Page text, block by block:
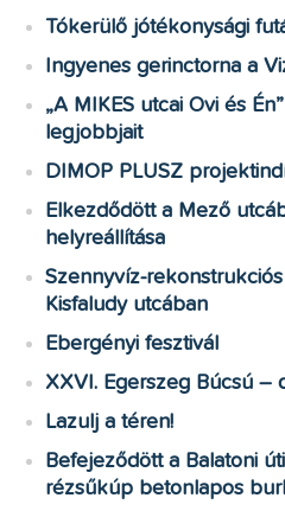
Tókerülő jótékonysági
Ingyenes gerinctorna a
„A MIKES utcai Ovi és
legjobbjait
DIMOP PLUSZ
Elkezdődött a Mező
helyreállítása
Szennyvíz-
Kisfaludy utcában
Ebergényi fesztivál
XXVI. Egerszeg Búcsú –
Lazulj a téren!
Befejeződött a Balatoni
rézsűkúp betonlapos